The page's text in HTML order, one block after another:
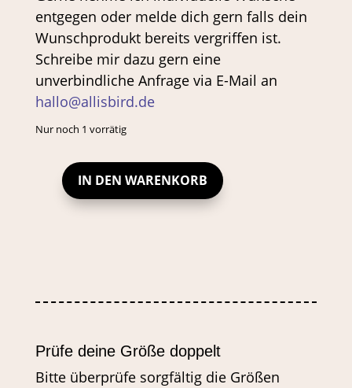
entgegen oder melde dich gern falls dein
Wunschprodukt bereits vergriffen ist.
Schreibe mir dazu gern eine
unverbindliche Anfrage via E-Mail an
hallo@allisbird.de
Nur noch 1 vorrätig
PORTEMONNAIE
MINI-
GELDBÖRSE
BLAUEM
IN DEN WARENKORB
Prüfe deine Größe doppelt
Bitte überprüfe sorgfältig die Größen